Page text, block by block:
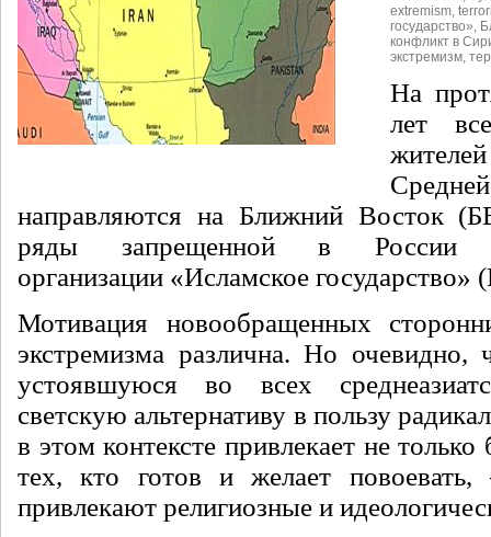
extremism,
государство»,
конфликт в
экстремизм,
На
лет
направляются на Ближний Восток
ряды запрещенной в России
организации «Исламское государство»
Мотивация новообращенных
экстремизма различна. Но очевидно,
устоявшуюся во всех
светскую альтернативу в пользу
в этом контексте привлекает не только
тех, кто готов и желает
привлекают религиозные и